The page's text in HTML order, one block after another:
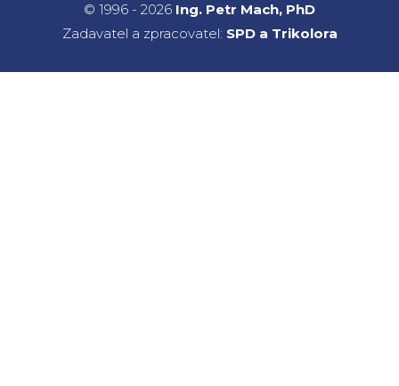
© 1996 - 2026 Ing. Petr Mach, PhD
Zadavatel a zpracovatel: SPD a Trikolora